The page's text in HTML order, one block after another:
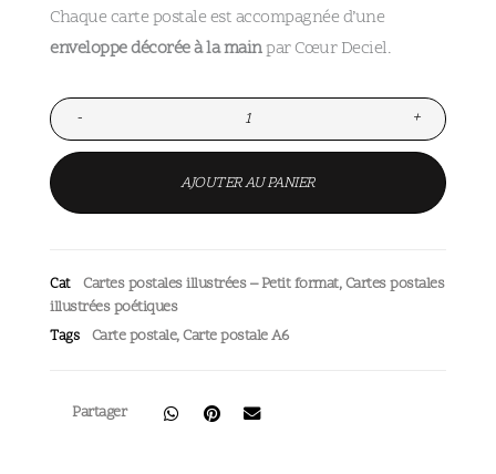
Chaque carte postale est accompagnée d’une
enveloppe décorée à la mainpar Cœur Deciel.
+
-
AJOUTER AU PANIER
Cat Cartes postales illustrées – Petit format,Cartes postales
illustrées poétiques
Tags Carte postale,Carte postale A6
Partager